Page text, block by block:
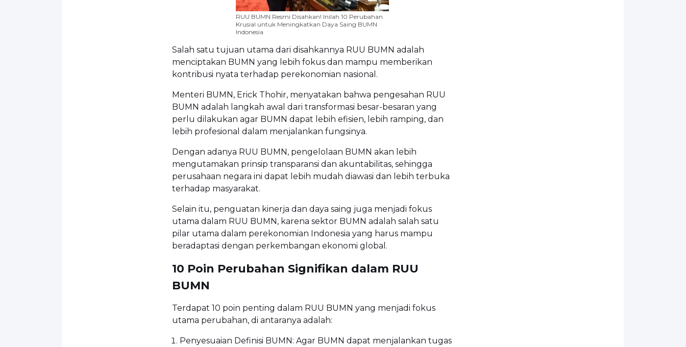
RUU BUMN Resmi Disahkan! Inilah 10 Perubahan
Krusial untuk Meningkatkan Daya Saing BUMN
Indonesia
Salah satu tujuan utama dari disahkannya RUU BUMN adalah
menciptakan BUMN yang lebih fokus dan mampu memberikan
kontribusi nyata terhadap perekonomian nasional.
Menteri BUMN, Erick Thohir, menyatakan bahwa pengesahan RUU
BUMN adalah langkah awal dari transformasi besar-besaran yang
perlu dilakukan agar BUMN dapat lebih efisien, lebih ramping, dan
lebih profesional dalam menjalankan fungsinya.
Dengan adanya RUU BUMN, pengelolaan BUMN akan lebih
mengutamakan prinsip transparansi dan akuntabilitas, sehingga
perusahaan negara ini dapat lebih mudah diawasi dan lebih terbuka
terhadap masyarakat.
Selain itu, penguatan kinerja dan daya saing juga menjadi fokus
utama dalam RUU BUMN, karena sektor BUMN adalah salah satu
pilar utama dalam perekonomian Indonesia yang harus mampu
beradaptasi dengan perkembangan ekonomi global.
10 Poin Perubahan Signifikan dalam RUU
BUMN
Terdapat 10 poin penting dalam RUU BUMN yang menjadi fokus
utama perubahan, di antaranya adalah:
Penyesuaian Definisi BUMN: Agar BUMN dapat menjalankan tugas